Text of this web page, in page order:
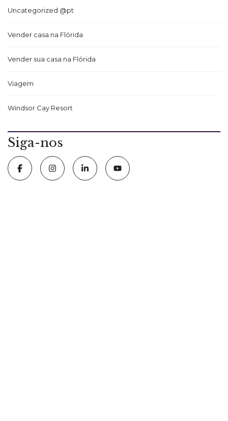
Uncategorized @pt
Vender casa na Flórida
Vender sua casa na Flórida
Viagem
Windsor Cay Resort
Siga-nos